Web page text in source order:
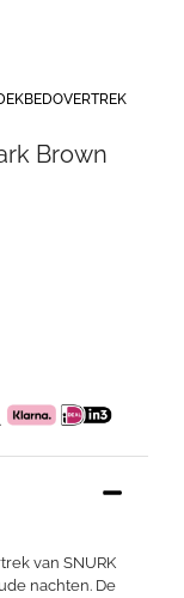
Brown
van SNURK
nachten. De